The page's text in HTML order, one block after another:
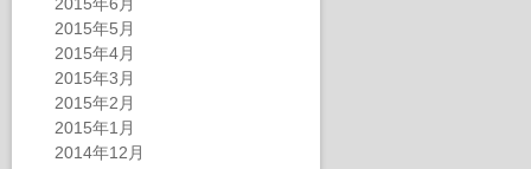
2015年5月
2015年4月
2015年3月
2015年2月
2015年1月
2014年12月